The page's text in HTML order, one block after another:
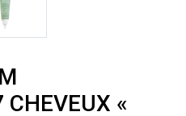
CHEVEUX «